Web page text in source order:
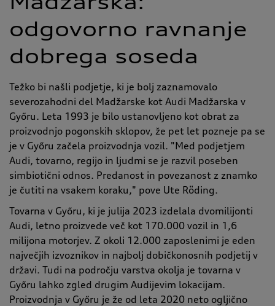
odgovorno ravnanje
dobrega soseda
Težko bi našli podjetje, ki je bolj zaznamovalo
severozahodni del Madžarske kot Audi Madžarska v
Győru. Leta 1993 je bilo ustanovljeno kot obrat za
proizvodnjo pogonskih sklopov, že pet let pozneje pa se
je v Győru začela proizvodnja vozil. "Med podjetjem
Audi, tovarno, regijo in ljudmi se je razvil poseben
simbiotični odnos. Predanost in povezanost z znamko
je čutiti na vsakem koraku," pove Ute Röding.
Tovarna v Győru, ki je julija 2023 izdelala dvomilijonti
Audi, letno proizvede več kot 170.000 vozil in 1,6
milijona motorjev. Z okoli 12.000 zaposlenimi je eden
največjih izvoznikov in najbolj dobičkonosnih podjetij v
državi. Tudi na področju varstva okolja je tovarna v
Győru lahko zgled drugim Audijevim lokacijam.
Proizvodnja v Győru je že od leta 2020 neto ogljično